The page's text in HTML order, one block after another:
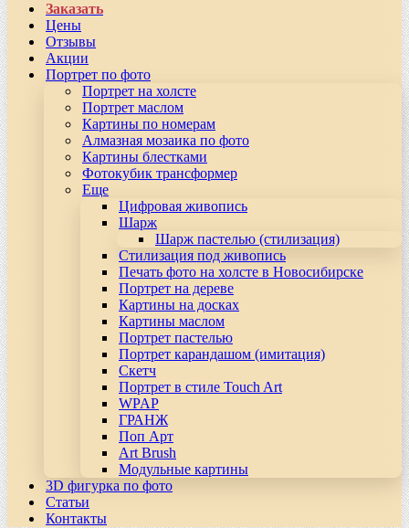
Заказать
Цены
Отзывы
Акции
Портрет по фото
Портрет на холсте
Портрет маслом
Картины по номерам
Алмазная мозаика по фото
Картины блестками
Фотокубик трансформер
Еще
Цифровая живопись
Шарж
Шарж пастелью (стилизация)
Стилизация под живопись
Печать фото на холсте в Новосибирске
Портрет на дереве
Картины на досках
Картины маслом
Портрет пастелью
Портрет карандашом (имитация)
Скетч
Портрет в стиле Touch Art
WPAP
ГРАНЖ
Поп Арт
Art Brush
Модульные картины
3D фигурка по фото
Статьи
Контакты